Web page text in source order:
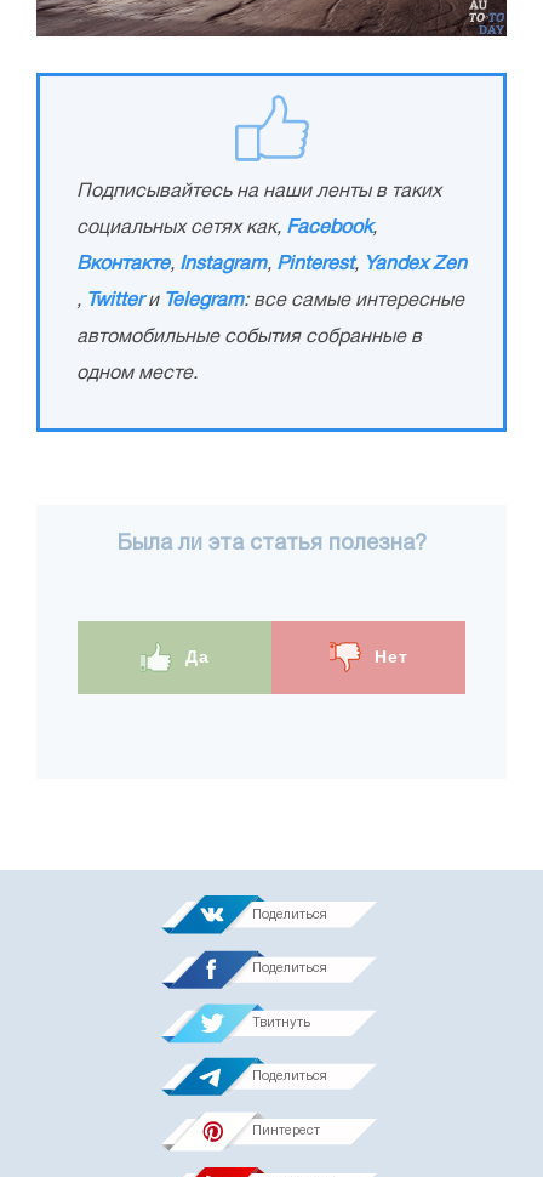
Подписывайтесь на наши ленты в таких
социальных сетях как, Facebook,
Вконтакте, Instagram, Pinterest, Yandex Zen
, Twitterи Telegram: все самые интересные
автомобильные события собранные в
одном месте.
Была ли эта статья полезна?
Да Нет
Поделиться
Поделиться
Твитнуть
Поделиться
Пинтерест